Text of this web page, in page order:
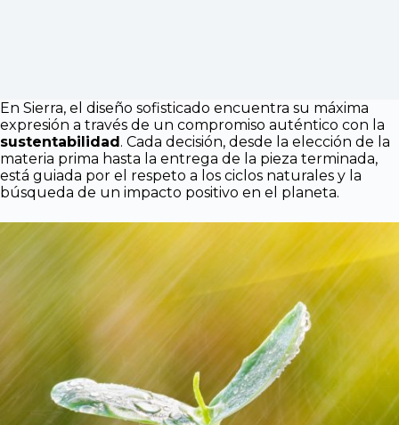
En Sierra, el diseño sofisticado encuentra su máxima
expresión a través de un compromiso auténtico con la
sustentabilidad. Cada decisión, desde la elección de la
materia prima hasta la entrega de la pieza terminada,
está guiada por el respeto a los ciclos naturales y la
búsqueda de un impacto positivo en el planeta.